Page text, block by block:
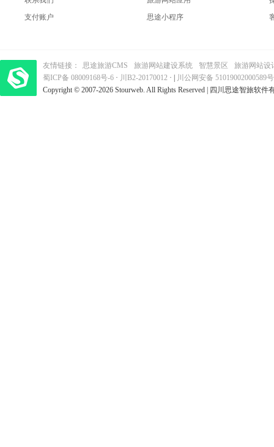
支付账户
思途小程序
友情链接： 思途旅游CMS 旅游网站建设系统 智慧景区
旅游网站设
梦旅程酒店管理系统
​| 运营支持：创旅云营销​
蜀ICP备 08009168号-6 · 川B2-20170012 · |
川公网安备 51019002000589号
Copyright © 2007-2026 Stourweb. All Rights Reserved | 四川思途智旅软件